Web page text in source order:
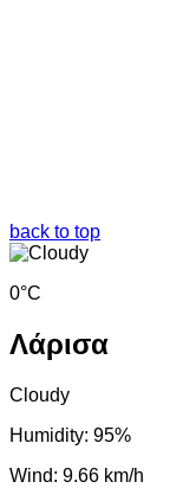
back to top
0°C
Λάρισα
Cloudy
Humidity: 95%
Wind: 9.66 km/h